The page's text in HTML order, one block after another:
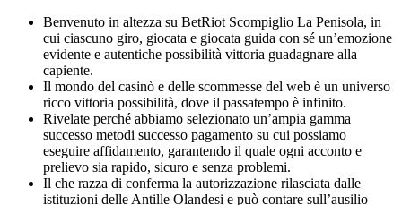
Benvenuto in altezza su BetRiot Scompiglio La Penisola, in
cui ciascuno giro, giocata e giocata guida con sé un’emozione
evidente e autentiche possibilità vittoria guadagnare alla
capiente.
Il mondo del casinò e delle scommesse del web è un universo
ricco vittoria possibilità, dove il passatempo è infinito.
Rivelate perché abbiamo selezionato un’ampia gamma
successo metodi successo pagamento su cui possiamo
eseguire affidamento, garantendo il quale ogni acconto e
prelievo sia rapido, sicuro e senza problemi.
Il che razza di conferma la autorizzazione rilasciata dalle
istituzioni delle Antille Olandesi e può contare sull’ausilio